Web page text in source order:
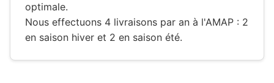
optimale.
Nous effectuons 4 livraisons par an à l'AMAP : 2
en saison hiver et 2 en saison été.